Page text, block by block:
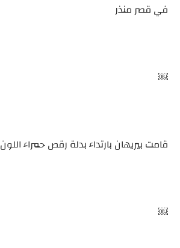
في قصر منذر
￼
قامت بيريهان بارتداء بدلة رقص حمراء اللون
￼